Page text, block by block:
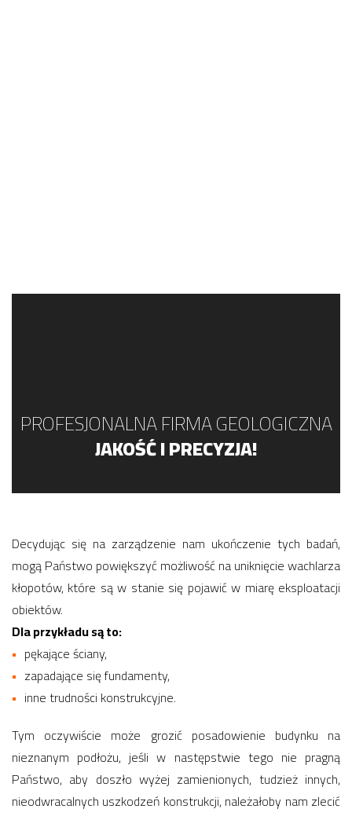
PROFESJONALNA FIRMA GEOLOGICZNA
JAKOŚĆ I PRECYZJA!
Decydując się na zarządzenie nam ukończenie tych badań,
mogą Państwo powiększyć możliwość na uniknięcie wachlarza
kłopotów, które są w stanie się pojawić w miarę eksploatacji
obiektów.
Dla przykładu są to:
pękające ściany,
zapadające się fundamenty,
inne trudności konstrukcyjne.
Tym oczywiście może grozić posadowienie budynku na
nieznanym podłożu, jeśli w następstwie tego nie pragną
Państwo, aby doszło wyżej zamienionych, tudzież innych,
nieodwracalnych uszkodzeń konstrukcji, należałoby nam zlecić